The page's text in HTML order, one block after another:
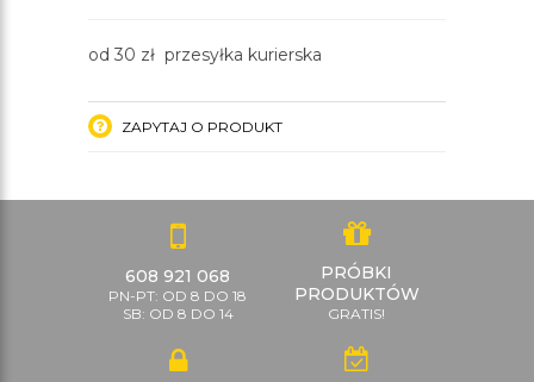
od 30 zł przesyłka kurierska
ZAPYTAJ O PRODUKT
608 921 068
PN-PT: OD 8 DO 18
SB: OD 8 DO 14
PRÓBKI
PRODUKTÓW
GRATIS!